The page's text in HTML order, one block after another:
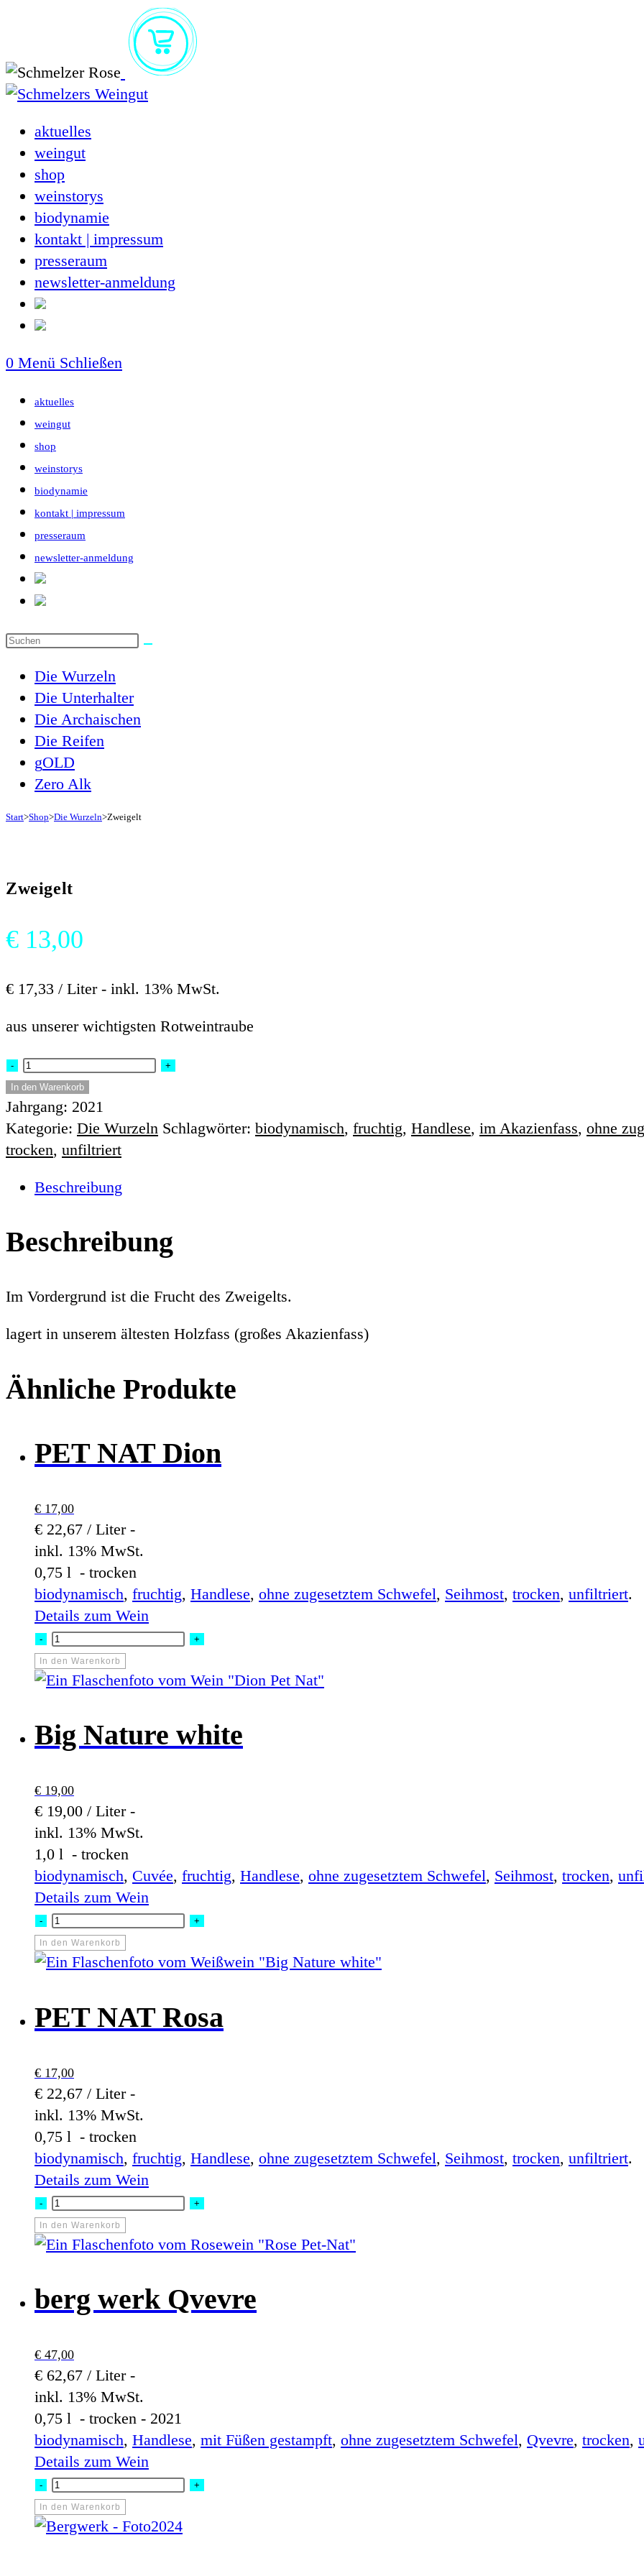
springen
aktuelles
weingut
shop
weinstorys
biodynamie
kontakt | impressum
presseraum
newsletter-anmeldung
0 Menü Schließen
aktuelles
weingut
shop
weinstorys
biodynamie
kontakt | impressum
presseraum
newsletter-anmeldung
Diese
durchsuchen
Die Wurzeln
Die Unterhalter
Die Archaischen
Die Reifen
gOLD
Zero Alk
Start>Shop>Die Wurzeln>Zweigelt
Zweigelt
€ 13,00
€ 17,33 / Liter - inkl. 13% MwSt.
aus unserer wichtigsten Rotweintraube
-
Zweigelt
Menge
+
In den Warenkorb
Jahrgang: 2021
Kategorie: Die Wurzeln Schlagwörter: biodynamisch, fruchtig, Handlese, im Akazienfass, ohne
trocken, unfiltriert
Beschreibung
Beschreibung
Im Vordergrund ist die Frucht des Zweigelts.
lagert in unserem ältesten Holzfass (großes Akazienfass)
Ähnliche Produkte
PET NAT Dion
€ 17,00
€ 22,67 / Liter -
inkl. 13% MwSt.
0,75 l - trocken
biodynamisch, fruchtig, Handlese, ohne zugesetztem Schwefel, Seihmost, trocken, unfiltriert.
Details zum Wein
-
PET
NAT
Dion
+
In den Warenkorb
Big Nature white
€ 19,00
€ 19,00 / Liter -
inkl. 13% MwSt.
1,0 l - trocken
biodynamisch, Cuvée, fruchtig, Handlese, ohne zugesetztem Schwefel, Seihmost, trocken,
Details zum Wein
-
Big
Nature
white
+
In den Warenkorb
PET NAT Rosa
€ 17,00
€ 22,67 / Liter -
inkl. 13% MwSt.
0,75 l - trocken
biodynamisch, fruchtig, Handlese, ohne zugesetztem Schwefel, Seihmost, trocken, unfiltriert.
Details zum Wein
-
PET
NAT
Rosa
+
In den Warenkorb
berg werk Qvevre
€ 47,00
€ 62,67 / Liter -
inkl. 13% MwSt.
0,75 l - trocken - 2021
biodynamisch, Handlese, mit Füßen gestampft, ohne zugesetztem Schwefel, Qvevre, trocken,
Details zum Wein
-
berg
werk
Qvevre
+
In den Warenkorb